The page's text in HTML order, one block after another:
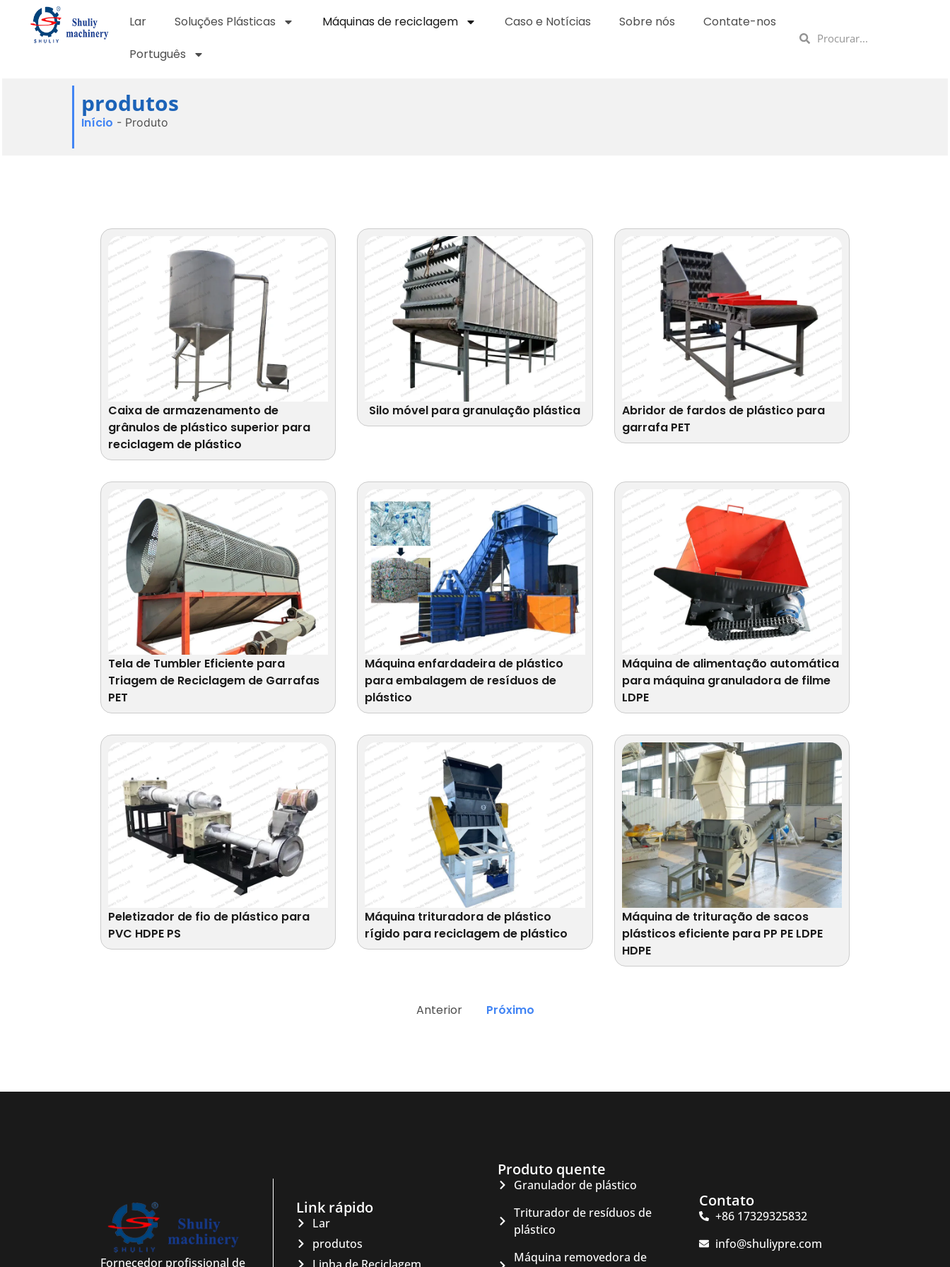
Lar Soluções Plásticas Máquinas de reciclagem Caso e Notícias Sobre nós
Contate-nos
Português
produtos
Início - Produto
Caixa de armazenamento de
grânulos de plástico superior para
reciclagem de plástico
Silo móvel para granulação plástica
Abridor de fardos de plástico para
garrafa PET
Tela de Tumbler Eficiente para
Triagem de Reciclagem de Garrafas
PET
Máquina enfardadeira de plástico
para embalagem de resíduos de
plástico
Máquina de alimentação automática
para máquina granuladora de filme
LDPE
Peletizador de fio de plástico para
PVC HDPE PS
Máquina trituradora de plástico
rígido para reciclagem de plástico
Máquina de trituração de sacos
plásticos eficiente para PP PE LDPE
HDPE
Anterior Próximo
Fornecedor profissional de
Link rápido
Lar
produtos
Linha de Reciclagem
Produto quente
Granulador de plástico
Triturador de resíduos de
plástico
Máquina removedora de
Contato
+86 17329325832
info@shuliypre.com